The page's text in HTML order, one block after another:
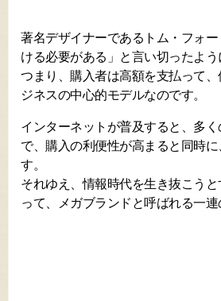
著名デザイナーであるトム・フォ
ける必要がある」と言い切ったよ
つまり、購入者は高額を支払って
ジネスの中心的モデルなのです。
インターネットが普及すると、多
で、購入の利便性が高まると同時
す。
それゆえ、情報時代を生き抜こう
って、メガブランドと呼ばれる一